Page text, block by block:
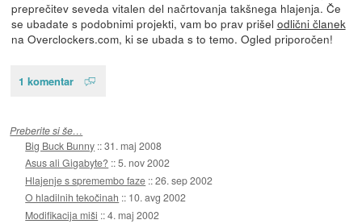
preprečitev seveda vitalen del načrtovanja takšnega hlajenja. Če
se ubadate s podobnimi projekti, vam bo prav prišel odlični članek
na Overclockers.com, ki se ubada s to temo. Ogled priporočen!
1 komentar
Preberite si še…
Big Buck Bunny ::31. maj 2008
Asus ali Gigabyte? ::5. nov 2002
Hlajenje s spremembo faze ::26. sep 2002
O hladilnih tekočinah :: 10. avg 2002
Modifikacija miši ::4. maj 2002